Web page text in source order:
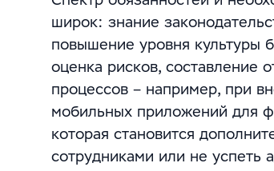
широк: знание
повышение уровня культуры
оценка рисков, составление
процессов – например, при
мобильных приложений для
которая становится
сотрудниками или не успеть